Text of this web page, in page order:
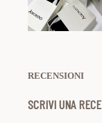
RECENSIONI
SCRIVI UNA